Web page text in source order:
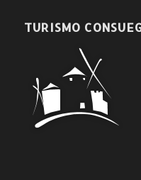
TURISMO